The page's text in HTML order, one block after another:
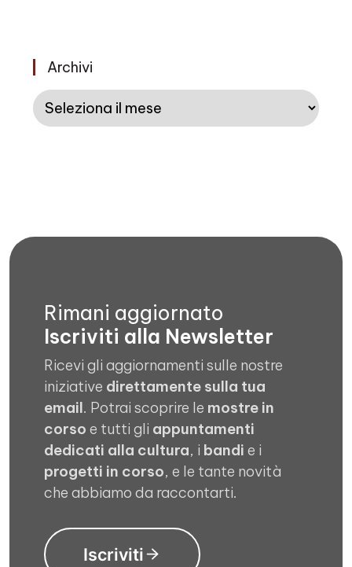
Archivi
Archivi
Rimani aggiornato
Iscriviti alla Newsletter
Ricevi gli aggiornamenti sulle nostre
iniziative direttamente sulla tua
email. Potrai scoprire le mostre in
corso e tutti gli appuntamenti
dedicati alla cultura, i bandi e i
progetti in corso, e le tante novità
che abbiamo da raccontarti.
Iscriviti